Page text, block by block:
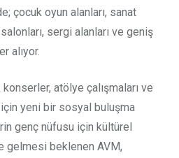
çocuk oyun alanları, sanat
sergi alanları ve geniş
alıyor.
atölye çalışmaları ve
yeni bir sosyal buluşma
genç nüfusu için kültürel
gelmesi beklenen AVM,